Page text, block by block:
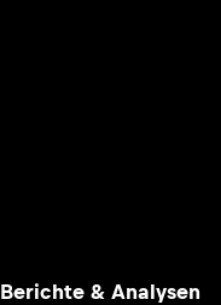
Berichte & Analysen